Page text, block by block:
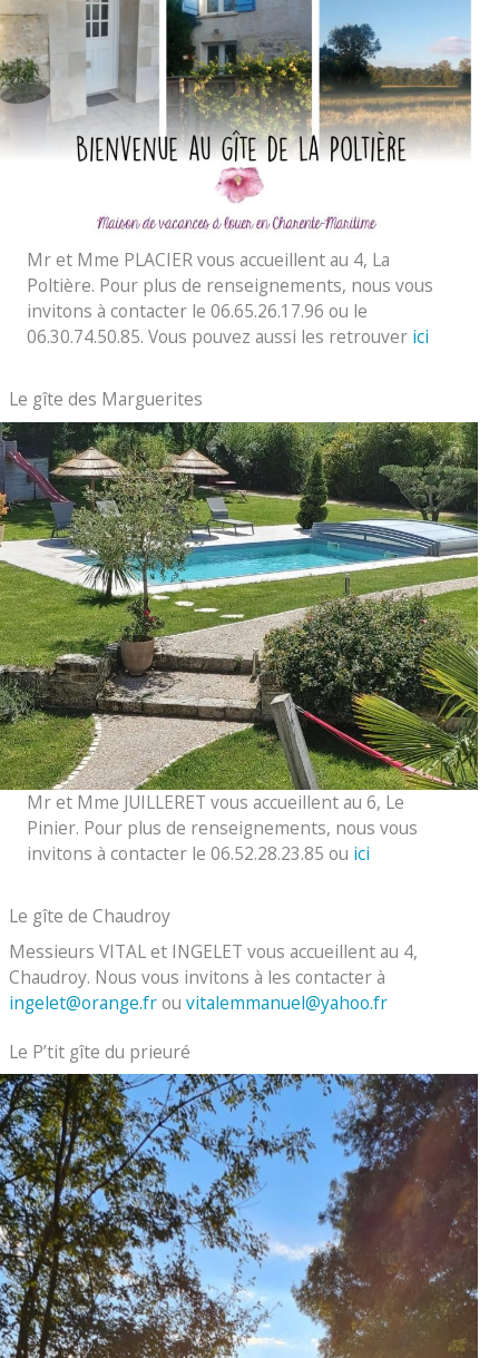
Mr et Mme PLACIER vous accueillent au 4, La
Poltière. Pour plus de renseignements, nous vous
invitons à contacter le 06.65.26.17.96 ou le
06.30.74.50.85. Vous pouvez aussi les retrouver ici
Le gîte des Marguerites
Mr et Mme JUILLERET vous accueillent au 6, Le
Pinier. Pour plus de renseignements, nous vous
invitons à contacter le 06.52.28.23.85 ou ici
Le gîte de Chaudroy
Messieurs VITAL et INGELET vous accueillent au 4,
Chaudroy. Nous vous invitons à les contacter à
ingelet@orange.frouvitalemmanuel@yahoo.fr
Le P’tit gîte du prieuré